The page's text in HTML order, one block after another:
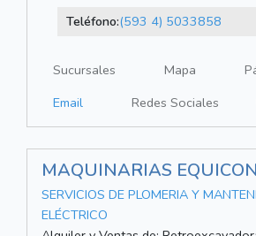
Teléfono:(593 4) 5033858
Sucursales Mapa
Email
Redes Sociales
MAQUINARIAS
SERVICIOS DE PLOMERIA Y
ELÉCTRICO